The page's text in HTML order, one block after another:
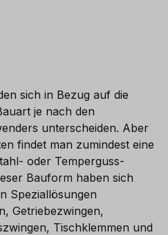
sich in Bezug auf die
je nach den
unterscheiden. Aber
findet man zumindest eine
oder Temperguss-
Bauform haben sich
Speziallösungen
Getriebezwingen,
Tischklemmen und